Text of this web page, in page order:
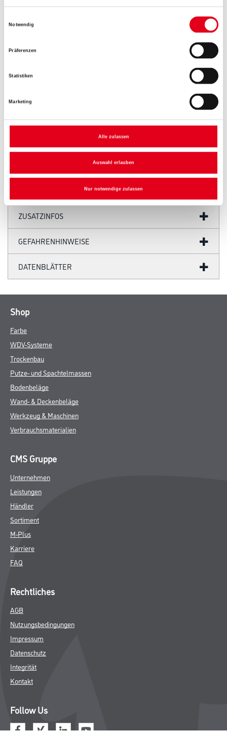
Notwendig
Präferenzen
Statistiken
Marketing
Alle zulassen
Auswahl erlauben
Nur notwendige zulassen
Gebinde
PRODUKTEIGENSCHAFTEN
ZUSATZINFOS
GEFAHRENHINWEISE
DATENBLÄTTER
Shop
Farbe
WDV-Systeme
Trockenbau
Putze- und Spachtelmassen
Bodenbeläge
Wand- & Deckenbeläge
Werkzeug & Maschinen
Verbrauchsmaterialien
CMS Gruppe
Unternehmen
Leistungen
Händler
Sortiment
M-Plus
Karriere
FAQ
Rechtliches
AGB
Nutzungsbedingungen
Impressum
Datenschutz
Integrität
Kontakt
Follow Us